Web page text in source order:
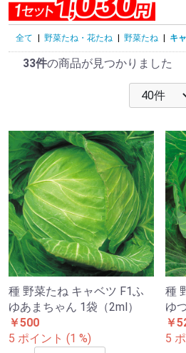
全て | 野菜たね・花たね | 野菜たね | キ
33件の商品が見つかりました
種 野菜たね キャベツ F1ふ
ゆあまちゃん 1袋（2ml）
￥500
5 ポイント (1 %)
種
ゆ
￥
5